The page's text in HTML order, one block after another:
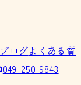
ブログよくある質
049-250-9843